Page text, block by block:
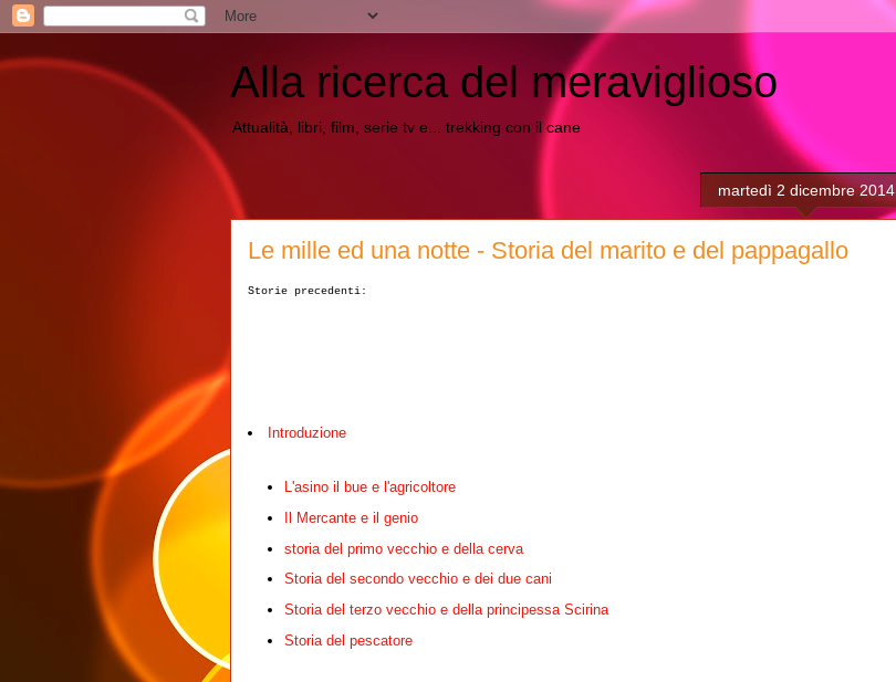
Alla ricerca del meraviglioso
Attualità, libri, film, serie tv e... trekking con il cane
martedì 2 dicembre 2014
Le mille ed una notte - Storia del marito e del pappagallo
Storie precedenti:
Introduzione
L'asino il bue e l'agricoltore
Il Mercante e il genio
storia del primo vecchio e della cerva
Storia del secondo vecchio e dei due cani
Storia del terzo vecchio e della principessa Scirina
Storia del pescatore